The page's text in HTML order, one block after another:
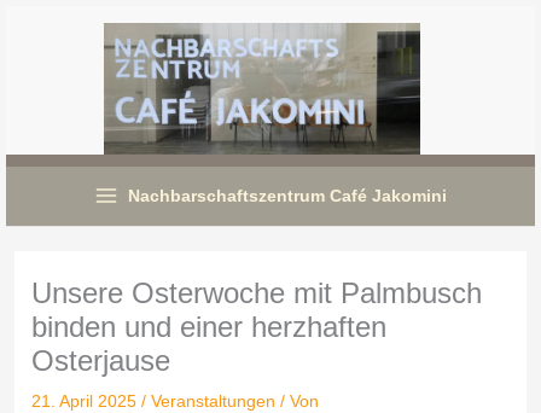
Nachbarschaftszentrum Café Jakomini
Unsere Osterwoche mit Palmbusch
binden und einer herzhaften
Osterjause
21. April 2025/Veranstaltungen / Von